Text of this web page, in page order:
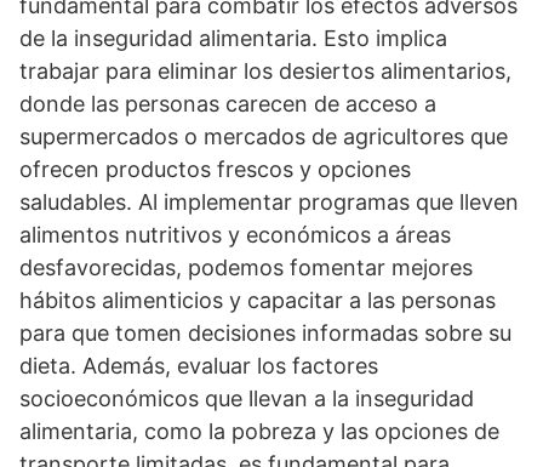
fundamental para combatir los efectos adversos
de la inseguridad alimentaria. Esto implica
trabajar para eliminar los desiertos alimentarios,
donde las personas carecen de acceso a
supermercados o mercados de agricultores que
ofrecen productos frescos y opciones
saludables. Al implementar programas que lleven
alimentos nutritivos y económicos a áreas
desfavorecidas, podemos fomentar mejores
hábitos alimenticios y capacitar a las personas
para que tomen decisiones informadas sobre su
dieta. Además, evaluar los factores
socioeconómicos que llevan a la inseguridad
alimentaria, como la pobreza y las opciones de